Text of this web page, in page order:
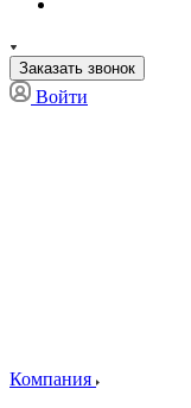
Заказать звонок
Войти
Компания